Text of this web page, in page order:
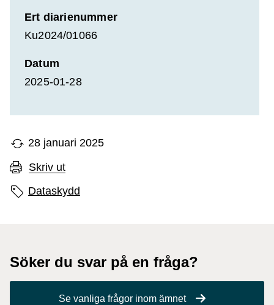
Ert diarienummer
Ku2024/01066
Datum
2025-01-28
28 januari 2025
Skriv ut
Sidans etiketter
Dataskydd
Söker du svar på en fråga?
Se vanliga frågor inom ämnet